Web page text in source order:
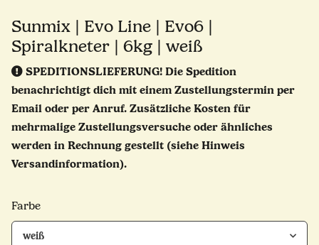
Sunmix | Evo Line | Evo6 |
Spiralkneter | 6kg | weiß
SPEDITIONSLIEFERUNG! Die Spedition
benachrichtigt dich mit einem Zustellungstermin per
Email oder per Anruf. Zusätzliche Kosten für
mehrmalige Zustellungsversuche oder ähnliches
werden in Rechnung gestellt (siehe Hinweis
Versandinformation).
Farbe
weiß